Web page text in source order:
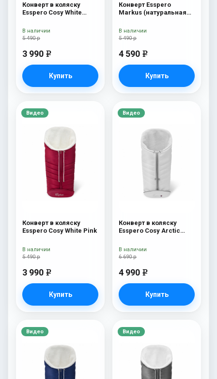
Конверт в коляску
Esspero Cosy White
5 490 р
3 990 e
Купить
В наличии
Конверт Esspero
Markus (натуральная
5 490 р
4 590 e
Купить
В наличии
Видео
Конверт в коляску
Esspero Cosy White Pink
5 490 р
3 990 e
Купить
В наличии
Видео
Конверт в коляску
Esspero Cosy Arctic
6 690 р
4 990 e
Купить
В наличии
Видео Видео